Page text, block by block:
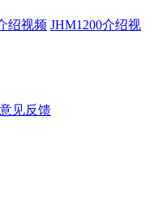
绍视频 JHM1200介绍视
意见反馈